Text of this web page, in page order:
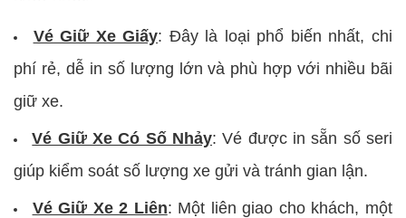
Vé Giữ Xe Giấy: Đây là loại phổ biến nhất, chi
phí rẻ, dễ in số lượng lớn và phù hợp với nhiều bãi
giữ xe.
Vé Giữ Xe Có Số Nhảy:Vé được in sẵn số seri
giúp kiểm soát số lượng xe gửi và tránh gian lận.
Vé Giữ Xe 2 Liên: Một liên giao cho khách, một